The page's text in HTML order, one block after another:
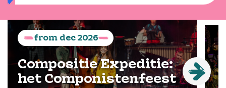
from dec 2026
Compositie Expeditie:
het Componistenfeest